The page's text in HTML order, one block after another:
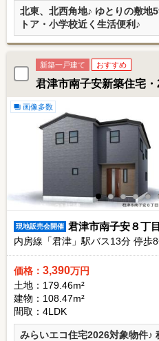
北東、北西角地♪ ゆとりの敷地
トア・小学校近く生活便利♪
新築一戸建て おすすめ
君津市南子安新築住宅
画像多数
現地販売会開催 君津市南子安８丁目
内房線「君津」駅バス13分 停歩8
価格： 3,390万円
土地：179.46m²
建物：108.47m²
間取：4LDK
みらいエコ住宅2026対象物件♪